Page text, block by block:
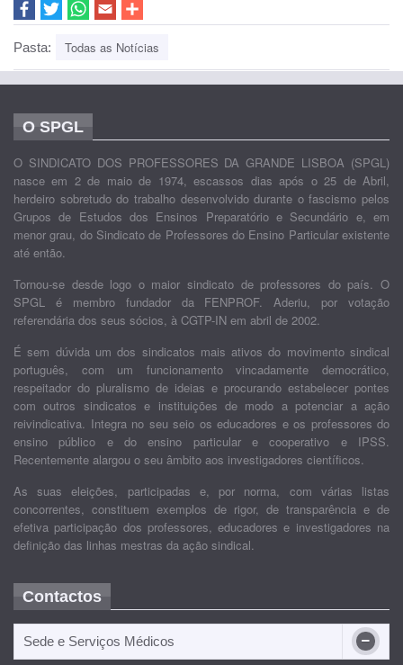
Pasta: Todas as Notícias
O SPGL
O SINDICATO DOS PROFESSORES DA GRANDE LISBOA (SPGL)
nasce em 2 de maio de 1974, escassos dias após o 25 de Abril,
herdeiro sobretudo do trabalho desenvolvido durante o fascismo pelos
Grupos de Estudos dos Ensinos Preparatório e Secundário e, em
menor grau, do Sindicato de Professores do Ensino Particular existente
até então.
Tornou-se desde logo o maior sindicato de professores do país. O
SPGL é membro fundador da FENPROF. Aderiu, por votação
referendária dos seus sócios, à CGTP-IN em abril de 2002.
É sem dúvida um dos sindicatos mais ativos do movimento sindical
português, com um funcionamento vincadamente democrático,
respeitador do pluralismo de ideias e procurando estabelecer pontes
com outros sindicatos e instituições de modo a potenciar a ação
reivindicativa. Integra no seu seio os educadores e os professores do
ensino público e do ensino particular e cooperativo e IPSS.
Recentemente alargou o seu âmbito aos investigadores científicos.
As suas eleições, participadas e, por norma, com várias listas
concorrentes, constituem exemplos de rigor, de transparência e de
efetiva participação dos professores, educadores e investigadores na
definição das linhas mestras da ação sindical.
Contactos
Sede e Serviços Médicos